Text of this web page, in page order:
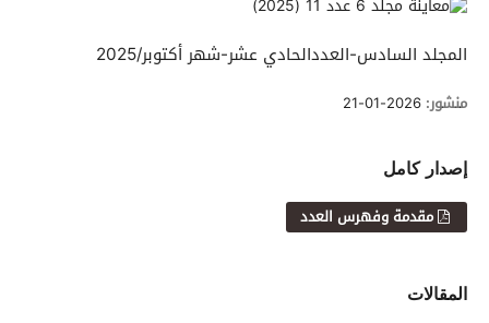
المجلد السادس-العددالحادي عشر-شهر أكتوبر/2025
منشور: 2026-01-21
إصدار كامل
مقدمة وفهرس العدد
المقالات